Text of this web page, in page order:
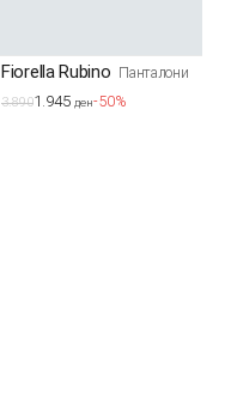
Fiorella Rubino Панталони
3.8901.945 ден-50%